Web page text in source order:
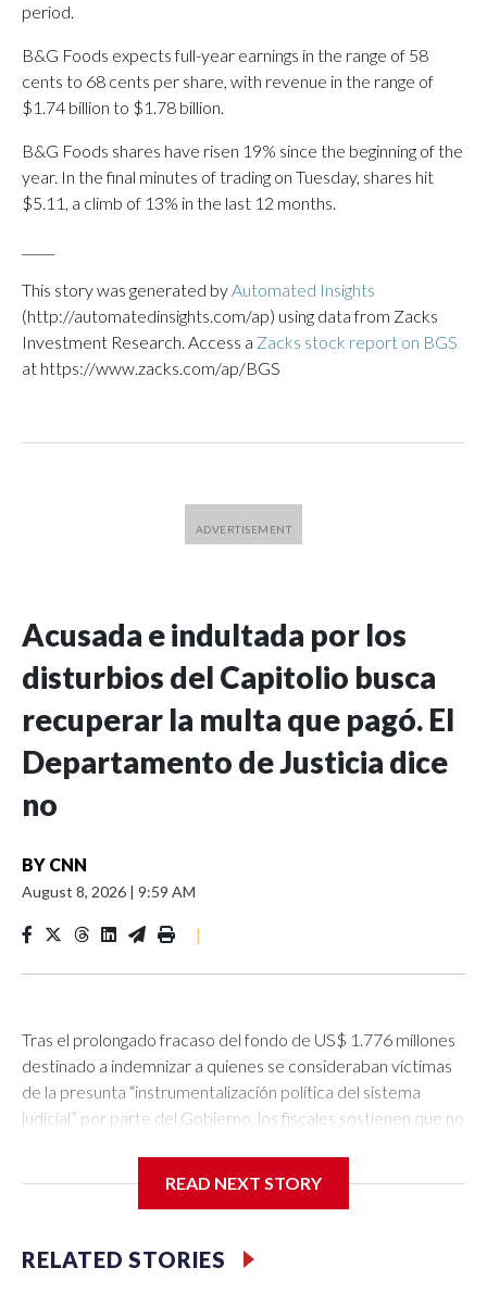
period.
B&G Foods expects full-year earnings in the range of 58
cents to 68 cents per share, with revenue in the range of
$1.74 billion to $1.78 billion.
B&G Foods shares have risen 19% since the beginning of the
year. In the final minutes of trading on Tuesday, shares hit
$5.11, a climb of 13% in the last 12 months.
This story was generated byAutomated Insights
(http://automatedinsights.com/ap) using data from Zacks
Investment Research. Access a Zacks stock report on BGS
at https://www.zacks.com/ap/BGS
Acusada e indultada por los
disturbios del Capitolio busca
recuperar la multa que pagó. El
Departamento de Justicia dice
no
BY CNN
August 8, 2026 | 9:59 AM
|
Tras el prolongado fracaso del fondo de US$ 1.776 millones
destinado a indemnizar a quienes se consideraban víctimas
de la presunta “instrumentalización política del sistema
judicial” por parte del Gobierno, los fiscales sostienen que no
sido indultada.Esto es debido a que ella nunca apeló su
sobre quién reúne —y quién no— los requisitos para obtener
dicho reembolso o la condonación de las multas incluidas en
READ NEXT STORY
RELATED STORIES